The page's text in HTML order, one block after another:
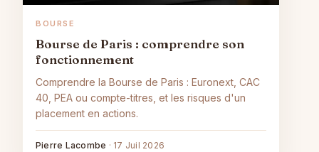
BOURSE
Bourse de Paris : comprendre son
fonctionnement
Comprendre la Bourse de Paris : Euronext, CAC
40, PEA ou compte-titres, et les risques d'un
placement en actions.
Pierre Lacombe · 17 Juil 2026